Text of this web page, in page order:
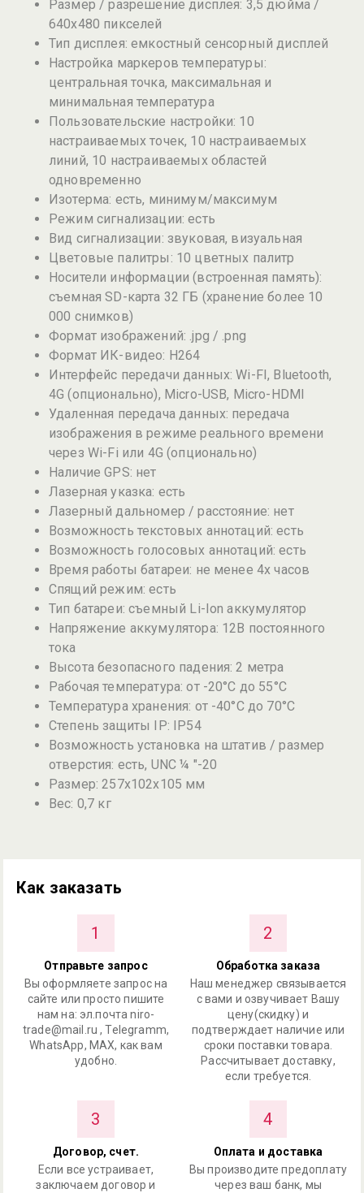
Размер / разрешение дисплея: 3,5 дюйма /
640х480 пикселей
Тип дисплея: емкостный сенсорный дисплей
Настройка маркеров температуры:
центральная точка, максимальная и
минимальная температура
Пользовательские настройки: 10
настраиваемых точек, 10 настраиваемых
линий, 10 настраиваемых областей
одновременно
Изотерма: есть, минимум/максимум
Режим сигнализации: есть
Вид сигнализации: звуковая, визуальная
Цветовые палитры: 10 цветных палитр
Носители информации (встроенная память):
съемная SD-карта 32 ГБ (хранение более 10
000 снимков)
Формат изображений: .jpg / .png
Формат ИК-видео: H264
Интерфейс передачи данных: Wi-FI, Bluetooth,
4G (опционально), Micro-USB, Micro-HDMI
Удаленная передача данных: передача
изображения в режиме реального времени
через Wi-Fi или 4G (опционально)
Наличие GPS: нет
Лазерная указка: есть
Лазерный дальномер / расстояние: нет
Возможность текстовых аннотаций: есть
Возможность голосовых аннотаций: есть
Время работы батареи: не менее 4х часов
Спящий режим: есть
Тип батареи: съемный Li-Ion аккумулятор
Напряжение аккумулятора: 12В постоянного
тока
Высота безопасного падения: 2 метра
Рабочая температура: от -20°C до 55°C
Температура хранения: от -40°C до 70°C
Степень защиты IP: IP54
Возможность установка на штатив / размер
отверстия: есть, UNC ¼ "-20
Размер: 257х102х105 мм
Вес: 0,7 кг
Как заказать
1
Отправьте запрос
Вы оформляете запрос на
сайте или просто пишите
нам на: эл.почта niro-
trade@mail.ru , Telegramm,
WhatsApp, MAX, как вам
удобно.
2
Обработка заказа
Наш менеджер связывается
с вами и озвучивает Вашу
цену(скидку) и
подтверждает наличие или
сроки поставки товара.
Рассчитывает доставку,
если требуется.
3
Договор, счет.
Если все устраивает,
заключаем договор и
4
Оплата и доставка
Вы производите предоплату
через ваш банк, мы